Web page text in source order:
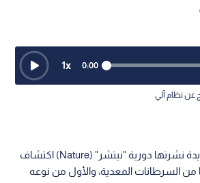
0:00
1x
عن نظام آلي
أكدت دراسة علمية جديدة نشرتها دورية "نيتشر" (Nature) اكتشاف
من السرطانات المعدية، والأول من نوعه